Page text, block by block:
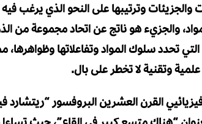
والجزيئات وترتيبها على النحو الذي يرغب فيه
والجزيء هو ناتج عن اتحاد مجموعة من
تحدد سلوك المواد وتفاعلاتها
علمية وتقنية لا تخطر على بال.